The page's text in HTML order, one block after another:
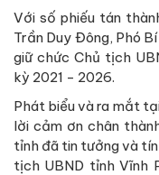
Với số phiếu tán
Trần Duy Đông, Phó
giữ chức Chủ tịch
kỳ 2021 - 2026.
Phát biểu và ra mắt
lời cảm ơn chân
tỉnh đã tin tưởng và
tịch UBND tỉnh Vĩnh